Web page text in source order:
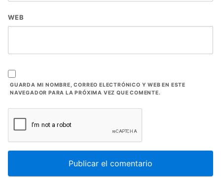
WEB
GUARDA MI NOMBRE, CORREO ELECTRÓNICO Y WEB EN ESTE
NAVEGADOR PARA LA PRÓXIMA VEZ QUE COMENTE.